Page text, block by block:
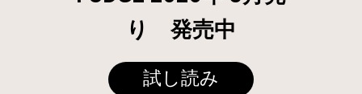
り 発売中
試し読み